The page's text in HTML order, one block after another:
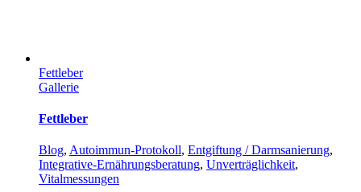
Fettleber
Gallerie
Fettleber
Blog, Autoimmun-Protokoll, Entgiftung / Darmsanierung,
Integrative-Ernährungsberatung, Unverträglichkeit,
Vitalmessungen